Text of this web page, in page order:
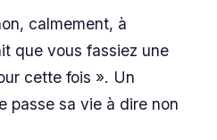
calmement, à
que vous fassiez une
cette fois ». Un
passe sa vie à dire non